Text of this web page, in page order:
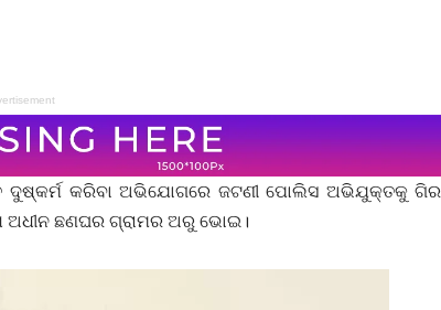
ଦୁଷ୍କର୍ମ କରିବା ଅଭିଯୋଗରେ ଜଟଣୀ ପୋଲିସ ଅଭିଯୁକ୍ତକୁ
ଅଧୀନ ଛଣଘର ଗ୍ରାମର ଅରୁ ଭୋଇ।